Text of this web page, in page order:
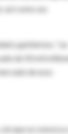
como sus
y gobiernos, "ya
de 50 mil
de esos
que se conozca a